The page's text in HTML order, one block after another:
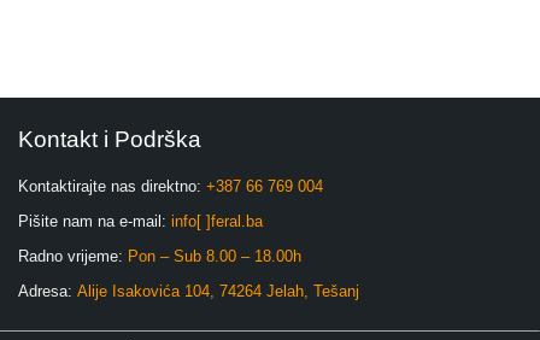
Kontakt i Podrška
Kontaktirajte nas direktno: +387 66 769 004
Pišite nam na e-mail: info[ ]feral.ba
Radno vrijeme: Pon – Sub 8.00 – 18.00h
Adresa: Alije Isakovića 104, 74264 Jelah, Tešanj